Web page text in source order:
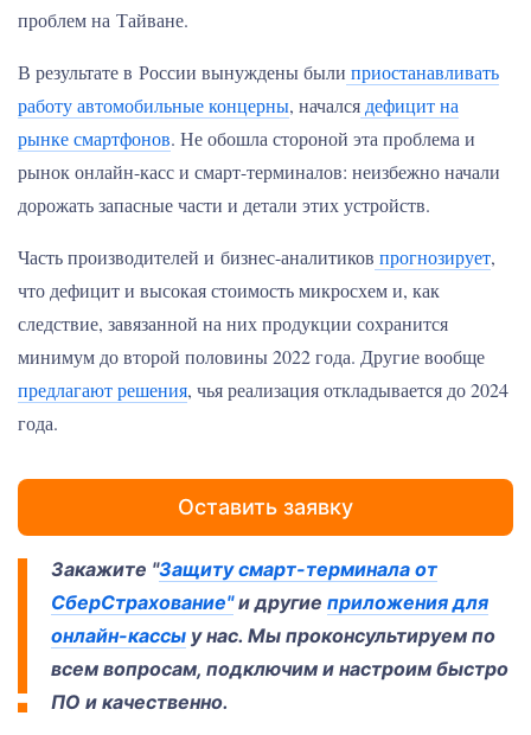
проблем на Тайване.
В результате в России вынуждены были приостанавливать
работу автомобильные концерны, начался дефицит на
рынке смартфонов. Не обошла стороной эта проблема и
рынок онлайн-касс и смарт-терминалов: неизбежно начали
дорожать запасные части и детали этих устройств.
Часть производителей и бизнес-аналитиков прогнозирует,
что дефицит и высокая стоимость микросхем и, как
следствие, завязанной на них продукции сохранится
минимум до второй половины 2022 года. Другие вообще
предлагают решения, чья реализация откладывается до 2024
года.
Оставить заявку
Закажите "Защиту смарт-терминала от
СберСтрахование"и другие приложения для
онлайн-кассы у нас. Мы проконсультируем по
всем вопросам, подключим и настроим быстро
ПО и качественно.